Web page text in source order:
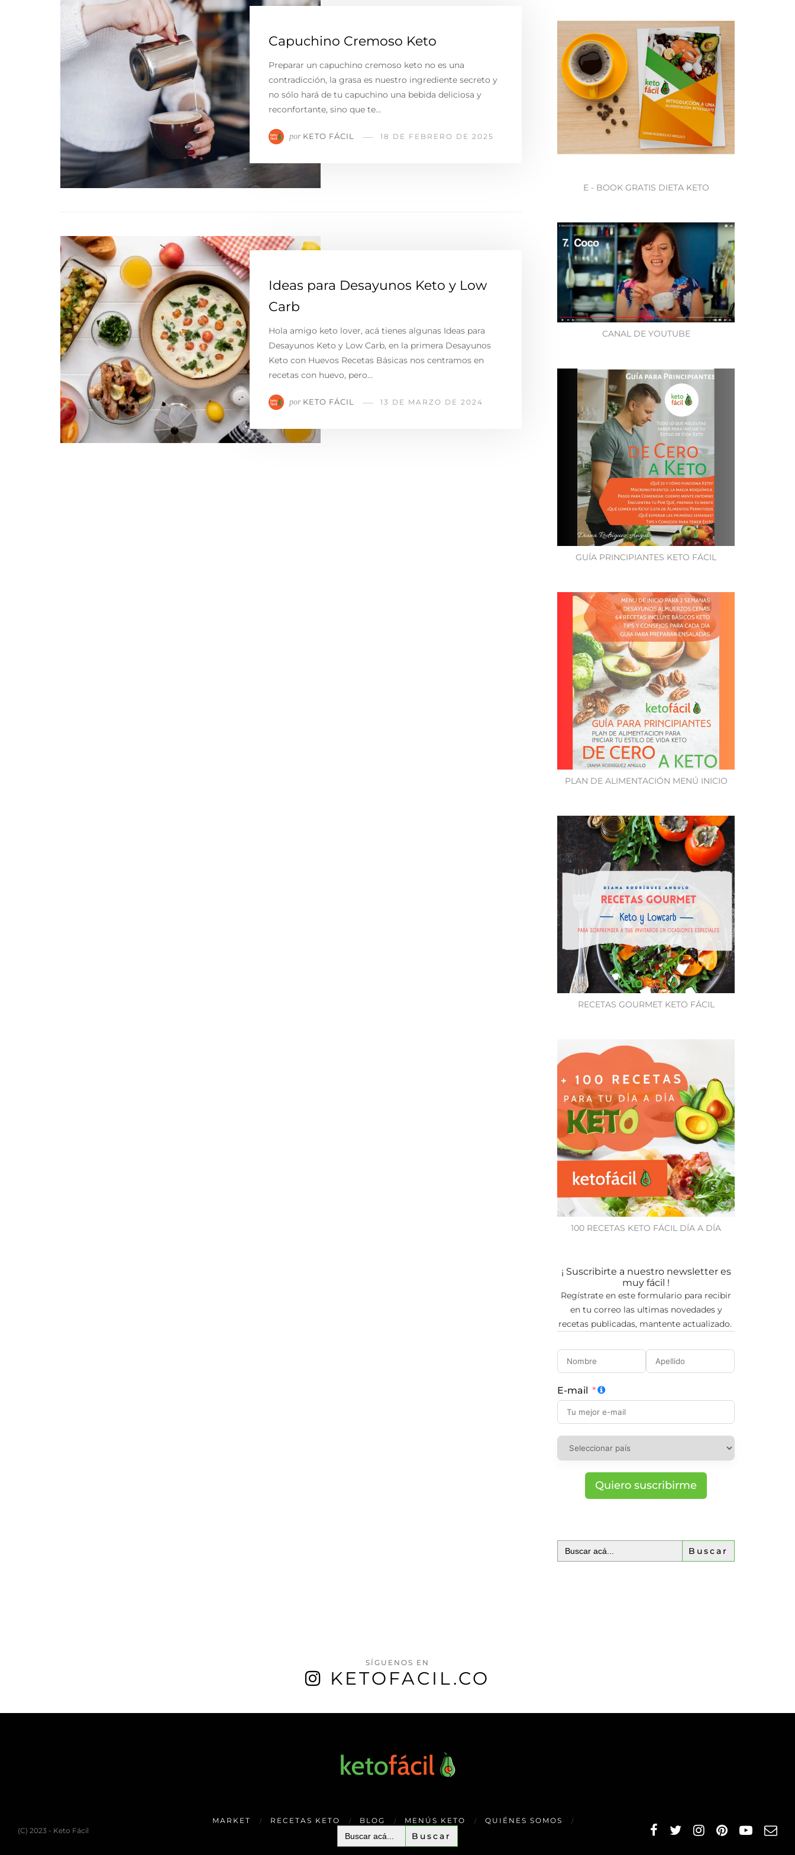
Capuchino Cremoso Keto
Preparar un capuchino cremoso keto no es una
contradicción, la grasa es nuestro ingrediente secreto y
no sólo hará de tu capuchino una bebida deliciosa y
reconfortante, sino que te…
por KETO FÁCIL 18 DE FEBRERO DE 2025
Ideas para Desayunos Keto y Low
Carb
Hola amigo keto lover, acá tienes algunas Ideas para
Desayunos Keto y Low Carb, en la primera Desayunos
Keto con Huevos Recetas Básicas nos centramos en
recetas con huevo, pero…
por KETO FÁCIL 13 DE MARZO DE 2024
E - BOOK GRATIS DIETA KETO
CANAL DE YOUTUBE
GUÍA PRINCIPIANTES KETO FÁCIL
PLAN DE ALIMENTACIÓN MENÚ INICIO
RECETAS GOURMET KETO FÁCIL
100 RECETAS KETO FÁCIL DÍA A DÍA
¡ Suscribirte a nuestro newsletter es
muy fácil !
Regístrate en este formulario para recibir
en tu correo las ultimas novedades y
recetas publicadas, mantente actualizado.
E-mail
Quiero suscribirme
Buscar:
SÍGUENOS EN
KETOFACIL.CO
(C) 2023 - Keto Fácil
MARKET RECETAS KETO BLOG MENÚS KETO QUIÉNES SOMOS
Buscar: